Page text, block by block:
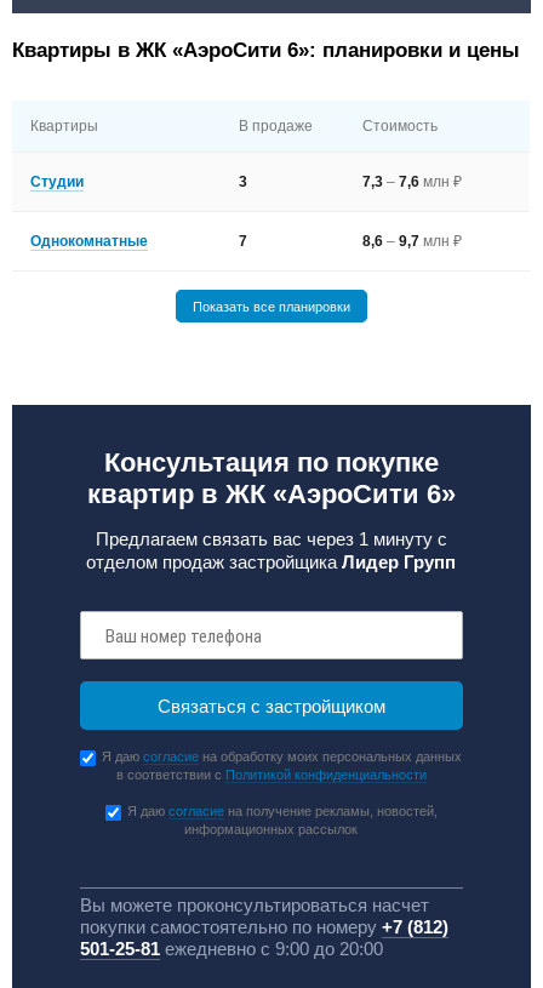
Квартиры в ЖК «АэроСити 6»: планировки и цены
Квартиры В продаже Стоимость
Студии 3 7,3– 7,6млн ₽
Однокомнатные 7 8,6– 9,7млн ₽
Показать все планировки
Консультация по покупке
квартир в ЖК «АэроСити 6»
Предлагаем связать вас через 1 минуту с
отделом продаж застройщикаЛидер Групп
Я даюсогласие на обработку моих персональных данных
в соответствии с Политикой конфиденциальности
Я даю согласиена получение рекламы, новостей,
информационных рассылок
Вы можете проконсультироваться насчет
покупки самостоятельно по номеру +7 (812)
501-25-81ежедневно с 9:00 до 20:00